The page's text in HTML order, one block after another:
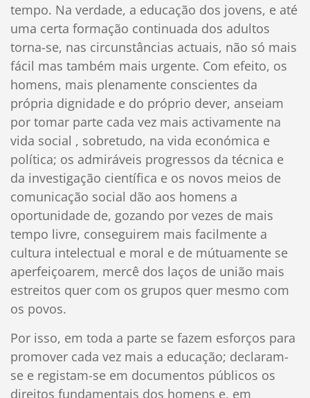
tempo. Na verdade, a educação dos jovens, e até
uma certa formação continuada dos adultos
torna-se, nas circunstâncias actuais, não só mais
fácil mas também mais urgente. Com efeito, os
homens, mais plenamente conscientes da
própria dignidade e do próprio dever, anseiam
por tomar parte cada vez mais activamente na
vida social , sobretudo, na vida económica e
política; os admiráveis progressos da técnica e
da investigação científica e os novos meios de
comunicação social dão aos homens a
oportunidade de, gozando por vezes de mais
tempo livre, conseguirem mais facilmente a
cultura intelectual e moral e de mútuamente se
aperfeiçoarem, mercê dos laços de união mais
estreitos quer com os grupos quer mesmo com
os povos.
Por isso, em toda a parte se fazem esforços para
promover cada vez mais a educação; declaram-
se e registam-se em documentos públicos os
direitos fundamentais dos homens e, em